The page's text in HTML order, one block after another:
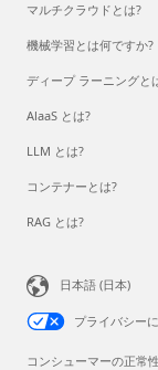
マルチクラウドとは?
機械学習とは何ですか?
ディープ ラーニングと
AlaaS とは?
LLM とは?
コンテナーとは?
RAG とは?
日本語 (日本)
プライバシー
コンシューマーの正常